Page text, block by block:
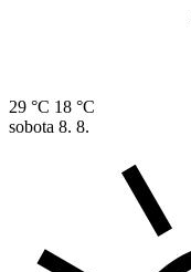
29 °C 18 °C
sobota 8. 8.